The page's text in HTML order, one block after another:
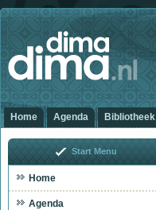
Home Agenda Bibliotheek
Start Menu
Home
Agenda